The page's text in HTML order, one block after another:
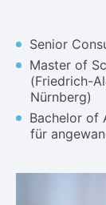
Senior
Master of
(Friedrich-
Nürnberg)
Bachelor of
für